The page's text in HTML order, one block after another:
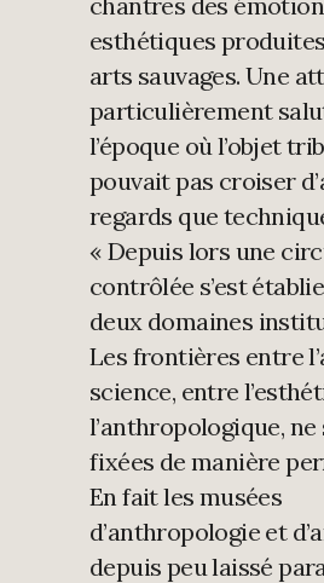
esthétiques
arts sauvages. Une
particulièrement
l’époque où l’objet
pouvait pas croiser
regards que
« Depuis lors une
contrôlée s’est
deux domaines
Les frontières entre
science, entre
l’anthropologique, ne
fixées de manière
En fait les musées
d’anthropologie et
depuis peu laissé